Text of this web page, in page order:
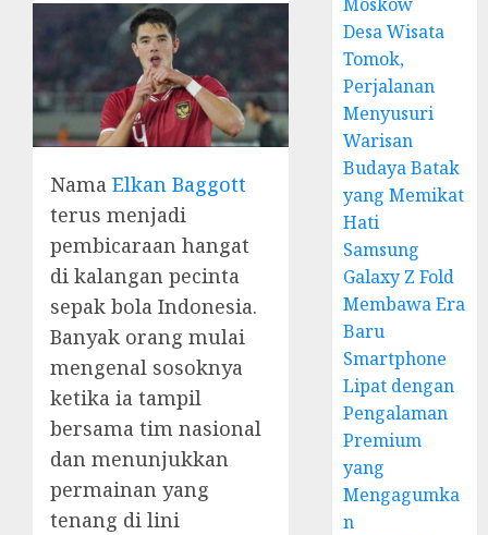
Nama Elkan Baggott
terus menjadi
pembicaraan hangat
di kalangan pecinta
sepak bola Indonesia.
Banyak orang mulai
mengenal sosoknya
ketika ia tampil
bersama tim nasional
dan menunjukkan
permainan yang
tenang di lini
Desa Wisata
Tomok,
Perjalanan
Menyusuri
Warisan
Budaya Batak
yang Memikat
Hati
Samsung
Galaxy Z Fold
Membawa Era
Baru
Smartphone
Lipat dengan
Pengalaman
Premium
yang
Mengagumka
n